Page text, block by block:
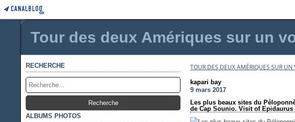
Tour des deux Amériques sur un
RECHERCHE
ALBUMS PHOTOS
TOUR DES DEUX AMÉRIQUES SUR UN
kapari bay
9 mars 2017
Les plus beaux sites du
de Cap Sounio. Visit of Epidaurus